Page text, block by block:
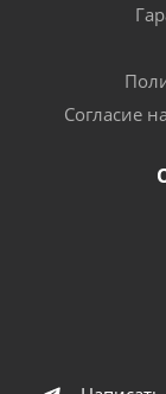
Согласие